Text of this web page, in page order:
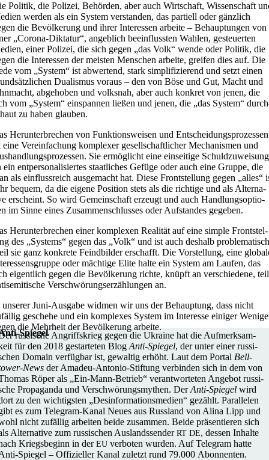
Politik, die Polizei, Behör­den, aber auch Wirt­schaft, Wis­sen­schaft
werden als ein System ver­stan­den, das par­ti­ell oder gänz­lich
die Bevöl­ke­rung und ihrer Inter­es­sen arbeite – Behaup­tun­gen von
„Corona-Dik­ta­tur“, angeb­lich beein­fluss­ten Wahlen, gesteu­er­ten
einer Polizei, die sich gegen „das Volk“ wende oder Politik, die
die Inter­es­sen der meisten Men­schen arbeite, greifen dies auf. Die
vom „System“ ist abwer­tend, stark sim­pli­fi­zie­rend und setzt einen
Dua­lis­mus voraus – den von Böse und Gut, Macht und
abge­ho­ben und volks­nah, aber auch konkret von jenen, die
vom „System“ ein­span­nen ließen und jenen, die „das System“
zu haben glauben.
Her­un­ter­bre­chen von Funk­ti­ons­wei­sen und Ent­schei­dungs­pro­zes­sen
eine Ver­ein­fa­chung kom­ple­xer gesell­schaft­li­cher Mecha­nis­men und
Sie ermög­licht eine ein­sei­tige Schuld­zu­wei­sung
ein ent­per­so­na­li­sier­tes staat­li­ches Gefüge oder auch eine Gruppe, die
als ein­fluss­reich aus­ge­macht hat. Diese Front­stel­lung gegen „alles“
bequem, da die eigene Posi­tion stets als die rich­tige und als Alter­na­
erscheint. So wird Gemein­schaft erzeugt und auch Hand­lungs­op­tio­
im Sinne eines Zusam­men­schlus­ses oder Auf­stan­des gegeben.
Her­un­ter­bre­chen einer kom­ple­xen Rea­li­tät auf eine simple Front­stel­
des „Systems“ gegen das „Volk“ und ist auch deshalb
sie ganz kon­krete Feind­bil­der erschafft. Die Vor­stel­lung, eine
oder mäch­tige Elite halte ein System am Laufen, das
eigent­lich gegen die Bevöl­ke­rung richte, knüpft an ver­schie­dene,
Ver­schwö­rungs­er­zäh­lun­gen an.
unserer Juni-Ausgabe widmen wir uns der Behaup­tung, dass nicht
geschehe und ein kom­ple­xes System im Inter­esse einiger
die Mehr­heit der Bevöl­ke­rung arbeite.
Spiegel
rus­si­sche Angriffs­krieg gegen die Ukraine hat die Auf­merk­sam­
für den 2018 gestar­te­ten Blog Anti-Spiegel, der unter einer rus­si­
Domain ver­füg­bar ist, gewal­tig erhöht. Laut dem Portal Bel­l­­
News der Amadeu-Antonio-Stif­­tung ver­bin­den sich in dem von
Röper als „Ein-Mann-Betrieb“ ver­ant­wor­te­ten Angebot rus­si­
Pro­pa­ganda und Ver­schwö­rungs­my­then. DerAnti-Spiegel wird
zu den wich­tigs­ten „Des­in­for­ma­ti­ons­me­dien“ gezählt. Par­al­le­len
es zum Tele­­gram-Kanal Neues aus Russ­land von Alina Lipp und
nicht zufäl­lig arbei­ten beide zusam­men. Beide prä­sen­tie­ren sich
Alter­na­tive zum rus­si­schen Aus­lands­sen­derRT DE, dessen Inhalte
Kriegs­be­ginn in derEU ver­bo­ten wurden. Auf Tele­gram hatte
Spiegel – Offi­zi­el­ler Kanal zuletzt rund 79.000 Abonnenten.